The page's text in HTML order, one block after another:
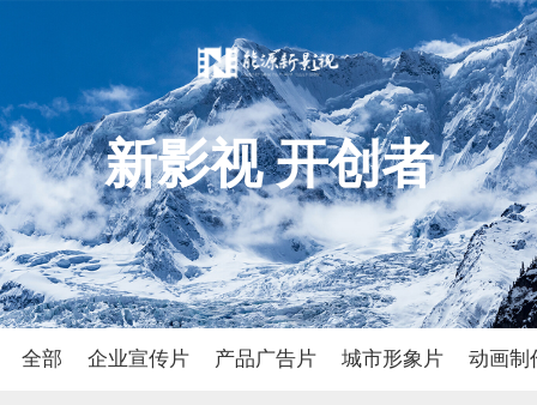
新影视 开创者
全部 企业宣传片 产品广告片 城市形象片 动画制